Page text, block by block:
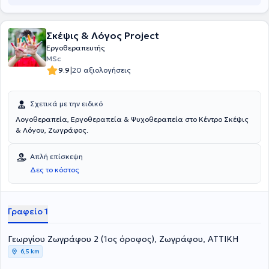
Σκέψις & Λόγος Project
Εργοθεραπευτής
MSc
9.9|20 αξιολογήσεις
Σχετικά με την ειδικό
Λογοθεραπεία, Εργοθεραπεία & Ψυχοθεραπεία στο Κέντρο Σκέψις
& Λόγου, Ζωγράφος.
Απλή επίσκεψη
Δες το κόστος
Γραφείο 1
Γεωργίου Ζωγράφου 2 (1ος όροφος), Ζωγράφου, ΑΤΤΙΚΗ
6,5 km